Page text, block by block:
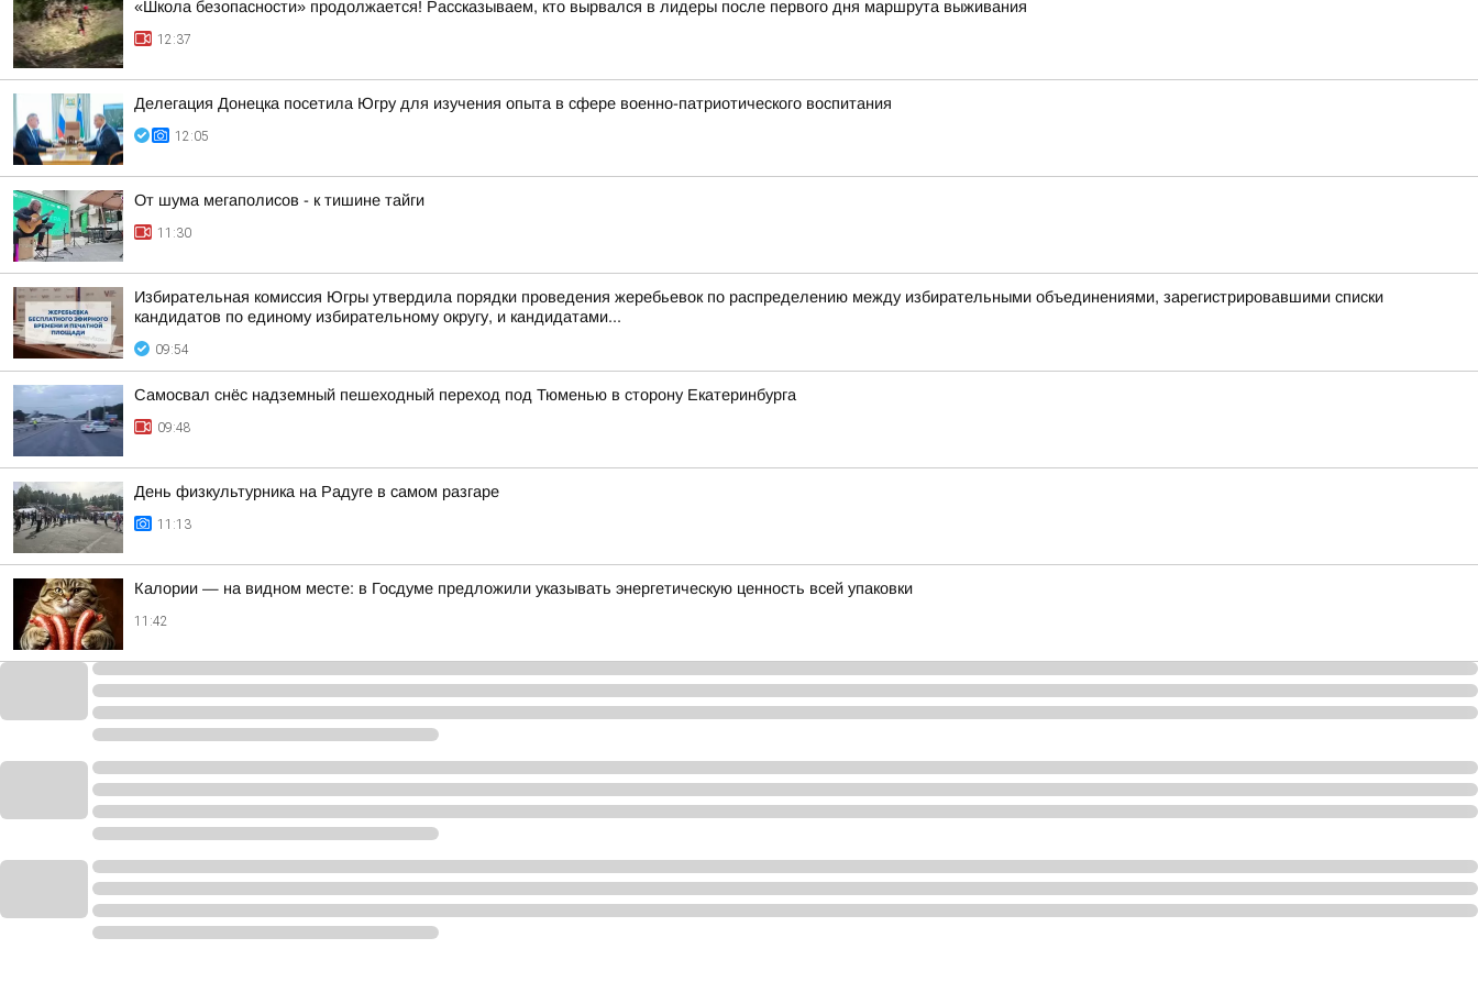
«Школа безопасности» продолжается! Рассказываем, кто вырвался в лидеры после первого дня маршрута выживания
12:37
Делегация Донецка посетила Югру для изучения опыта в сфере военно-патриотического воспитания
12:05
От шума мегаполисов - к тишине тайги
11:30
Избирательная комиссия Югры утвердила порядки проведения жеребьевок по распределению между избирательными объединениями, зарегистрировавшими списки
кандидатов по единому избирательному округу, и кандидатами...
09:54
Самосвал снёс надземный пешеходный переход под Тюменью в сторону Екатеринбурга
09:48
День физкультурника на Радуге в самом разгаре
11:13
Калории — на видном месте: в Госдуме предложили указывать энергетическую ценность всей упаковки
11:42